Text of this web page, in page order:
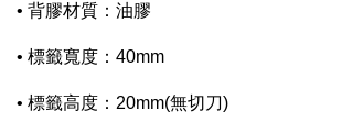
• 背膠材質：油膠
• 標籤寬度：40mm
• 標籤高度：20mm(無切刀)